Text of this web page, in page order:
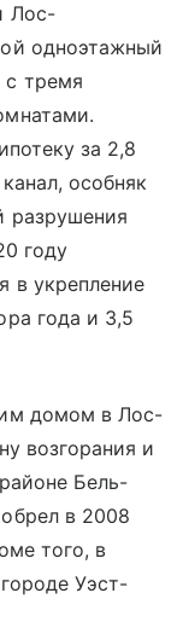
Лос-
одноэтажный
тремя
за 2,8
особняк
разрушения
году
в укрепление
года и 3,5
домом в Лос-
возгорания и
Бель-
в 2008
того, в
Уэст-